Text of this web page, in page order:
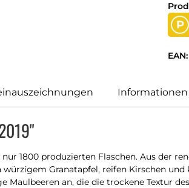
P
EAN:
Informationen
1800 produzierten Flaschen. Aus der
Granatapfel, reifen Kirschen
an, die die trockene Textur